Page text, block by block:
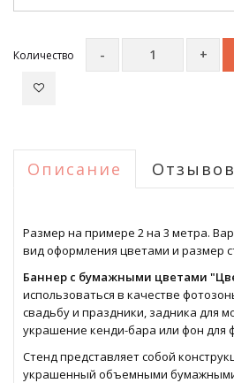
Количество
Описание
Размер на примере 2 на 3 метра.
вид оформления цветами и размер
Баннер с бумажными цветами
использоваться в качестве
свадьбу и праздники, задника для
украшение кенди-бара или фон для
Стенд представляет собой
украшенный объемными